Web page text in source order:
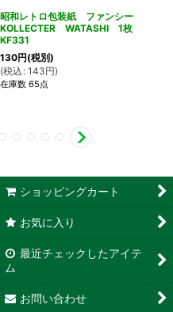
昭和レトロ包装紙 ファンシー
KOLLECTER WATASHI 1枚
KF331
130円(税別)
(税込 : 143円)
在庫数 65点
ショッピングカート
お気に入り
最近チェックしたアイテ
ム
お問い合わせ